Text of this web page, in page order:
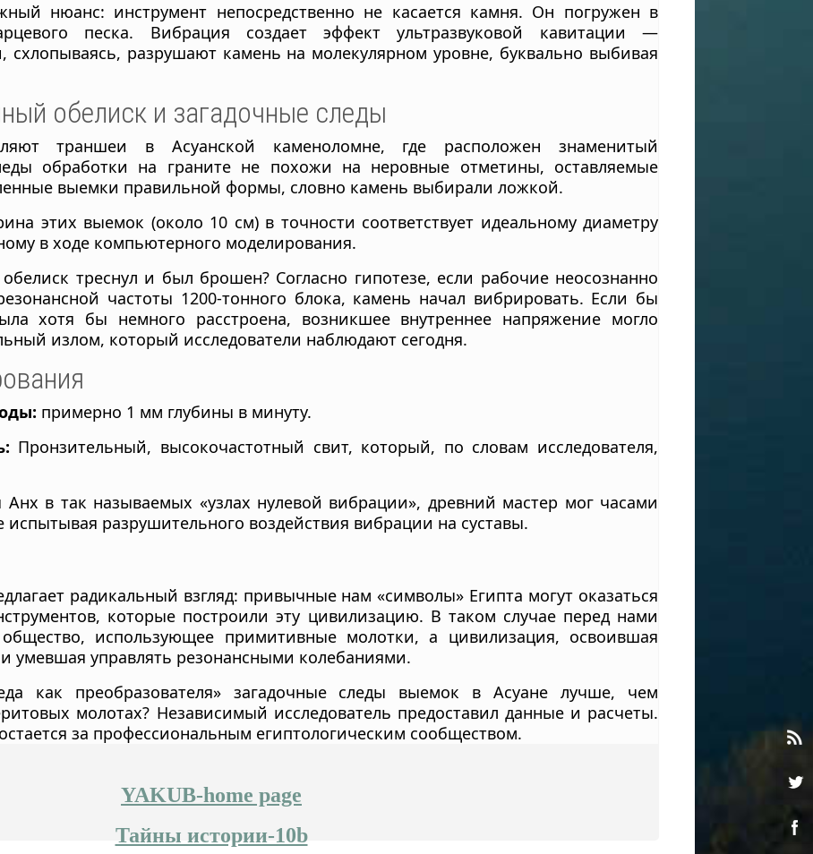
нюанс: инструмент непосредственно не касается камня. Он погружен в
песка. Вибрация создает эффект ультразвуковой кавитации —
схлопываясь, разрушают камень на молекулярном уровне, буквально выбивая
обелиск и загадочные следы
траншеи в Асуанской каменоломне, где расположен знаменитый
обработки на граните не похожи на неровные отметины, оставляемые
выемки правильной формы, словно камень выбирали ложкой.
этих выемок (около 10 см) в точности соответствует идеальному диаметру
в ходе компьютерного моделирования.
треснул и был брошен? Согласно гипотезе, если рабочие неосознанно
частоты 1200-тонного блока, камень начал вибрировать. Если бы
хотя бы немного расстроена, возникшее внутреннее напряжение могло
излом, который исследователи наблюдают сегодня.
примерно 1 мм глубины в минуту.
Пронзительный, высокочастотный свит, который, по словам исследователя,
Анх в так называемых «узлах нулевой вибрации», древний мастер мог часами
испытывая разрушительного воздействия вибрации на суставы.
радикальный взгляд: привычные нам «символы» Египта могут оказаться
которые построили эту цивилизацию. В таком случае перед нами
использующее примитивные молотки, а цивилизация, освоившая
умевшая управлять резонансными колебаниями.
как преобразователя» загадочные следы выемок в Асуане лучше, чем
молотах? Независимый исследователь предоставил данные и расчеты.
за профессиональным египтологическим сообществом.
YAKUB-home page
Тайны истории-10b